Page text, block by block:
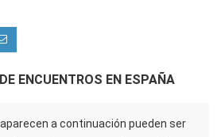
ENCUENTROS EN ESPAÑA
a continuación pueden ser